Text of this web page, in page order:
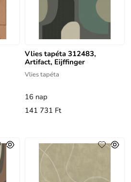
Vlies tapéta 312483,
Artifact, Eijffinger
Vlies tapéta
16 nap
141 731 Ft